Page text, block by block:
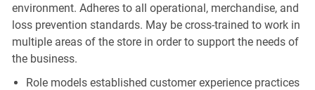
environment. Adheres to all operational, merchandise, and
loss prevention standards. May be cross-trained to work in
multiple areas of the store in order to support the needs of
the business.
Role models established customer experience practices